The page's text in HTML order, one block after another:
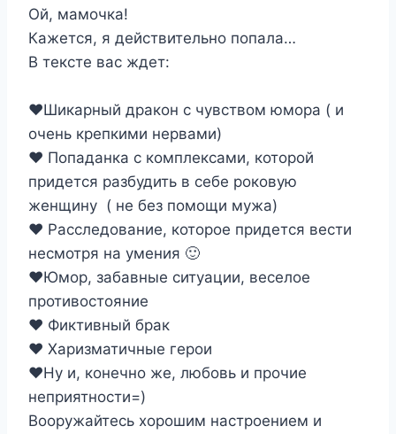
Ой, мамочка!
Кажется, я действительно попала…
В тексте вас ждет:
‍❤️‍Шикарный дракон с чувством юмора ( и
очень крепкими нервами)
‍❤️‍ Попаданка с комплексами, которой
придется разбудить в себе роковую
женщину ( не без помощи мужа)
‍❤️‍ Расследование, которое придется вести
несмотря на умения 🙂
‍❤️‍Юмор, забавные ситуации, веселое
противостояние
‍❤️‍ Фиктивный брак
❤️ Харизматичные герои
‍❤️‍Ну и, конечно же, любовь и прочие
неприятности=)
Вооружайтесь хорошим настроением и